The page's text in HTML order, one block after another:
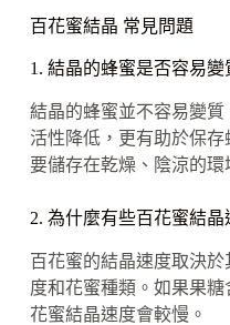
百花蜜結晶 常見問題
1. 結晶的蜂蜜是否容易變
結晶的蜂蜜並不容易變
活性降低，更有助於保
要儲存在乾燥、陰涼的環
2. 為什麼有些百花蜜結晶
百花蜜的結晶速度取決
度和花蜜種類。如果果
花蜜結晶速度會較慢。